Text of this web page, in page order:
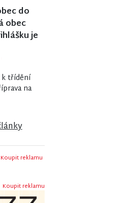
do
obec
je
třídění
na
Koupit reklamu
Koupit reklamu